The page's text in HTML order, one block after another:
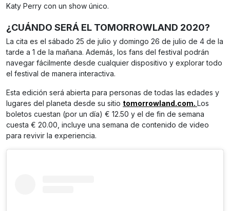
Katy Perry con un show único.
¿CUÁNDO SERÁ EL TOMORROWLAND 2020?
La cita es el sábado 25 de julio y domingo 26 de julio de 4 de la
tarde a 1 de la mañana. Además, los fans del festival podrán
navegar fácilmente desde cualquier dispositivo y explorar todo
el festival de manera interactiva.
Esta edición será abierta para personas de todas las edades y
lugares del planeta desde su sitio tomorrowland.com. Los
boletos cuestan (por un día) € 12.50 y el de fin de semana
cuesta € 20.00, incluye una semana de contenido de video
para revivir la experiencia.